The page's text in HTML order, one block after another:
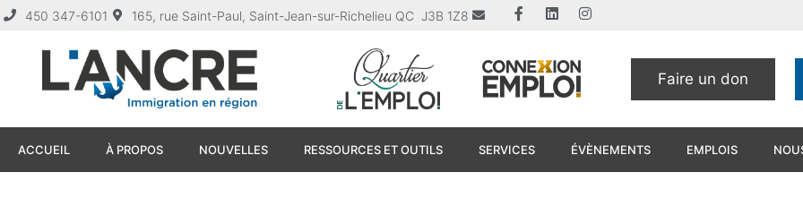
450 347-6101 165, rue Saint-Paul, Saint-Jean-sur-Richelieu QC J3B 1Z8
Faire un don
ACCUEIL À PROPOS NOUVELLES RESSOURCES ET OUTILS SERVICES ÉVÈNEMENTS EMPLOIS